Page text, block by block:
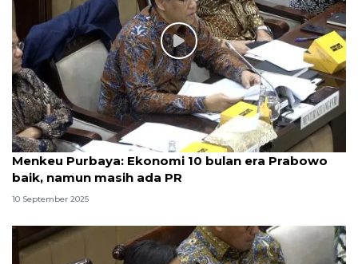
Menkeu Purbaya: Ekonomi 10 bulan era Prabowo
baik, namun masih ada PR
10 September 2025